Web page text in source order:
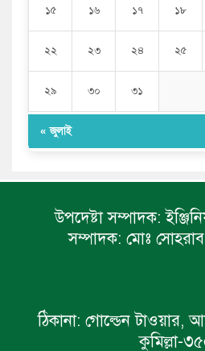
১৫ ১৬ ১৭ ১৮
২২ ২৩ ২৪ ২৫
২৯ ৩০ ৩১
« জুলাই
উপদেষ্টা সম্পাদক:
সম্পাদক: মোঃ
ঠিকানা: গোল্ডেন টাওয়ার,
কুমিল্লা-